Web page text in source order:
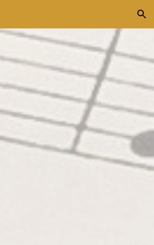
Skip to navigation